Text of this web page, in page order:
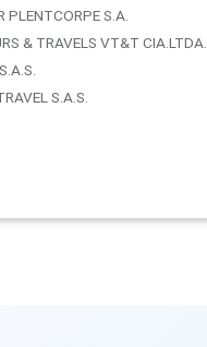
PLENTCORPE S.A.
& TRAVELS VT&T CIA.LTDA.
S.A.S.